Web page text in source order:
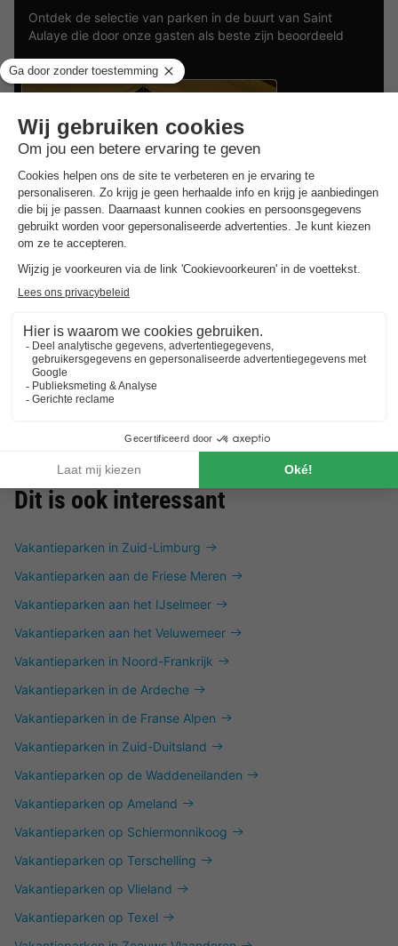
Ontdek de selectie van parken in de buurt van Saint
Aulaye die door onze gasten als beste zijn beoordeeld
Safaritent 4 personen
Van 10 tot 12 sep, 2 nachten,
Vanaf
€ 240
Dit is ook interessant
Vakantieparken in Zuid-Limburg
Vakantieparken aan de Friese Meren
Vakantieparken aan het IJselmeer
Vakantieparken aan het Veluwemeer
Vakantieparken in Noord-Frankrijk
Vakantieparken in de Ardeche
Vakantieparken in de Franse Alpen
Vakantieparken in Zuid-Duitsland
Vakantieparken op de Waddeneilanden
Vakantieparken op Ameland
Vakantieparken op Schiermonnikoog
Vakantieparken op Terschelling
Vakantieparken op Vlieland
Vakantieparken op Texel